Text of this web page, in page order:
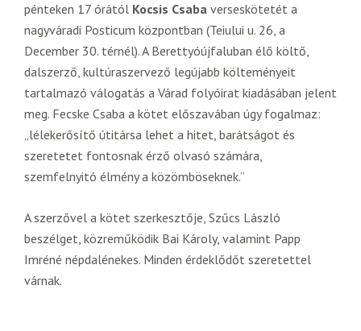
pénteken 17 órától Kocsis Csaba verseskötetét a
nagyváradi Posticum központban (Teiului u. 26, a
December 30. térnél). A Berettyóújfaluban élő költő,
dalszerző, kultúraszervező legújabb költeményeit
tartalmazó válogatás a Várad folyóirat kiadásában jelent
meg. Fecske Csaba a kötet előszavában úgy fogalmaz:
„lélekerősítő útitársa lehet a hitet, barátságot és
szeretetet fontosnak érző olvasó számára,
szemfelnyitó élmény a közömböseknek.”
A szerzővel a kötet szerkesztője, Szűcs László
beszélget, közreműködik Bai Károly, valamint Papp
Imréné népdalénekes. Minden érdeklődőt szeretettel
várnak.